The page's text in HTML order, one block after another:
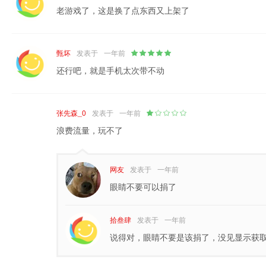
老游戏了，这是换了点东西又上架了
甄坏 发表于 一年前
还行吧，就是手机太次带不动
张先森_0 发表于 一年前
浪费流量，玩不了
网友 发表于 一年前
眼睛不要可以捐了
拾叁肆 发表于 一年前
说得对，眼睛不要是该捐了，没见显示获